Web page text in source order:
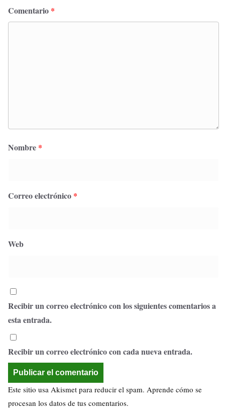
Comentario *
Nombre *
Correo electrónico *
Web
Recibir un correo electrónico con los siguientes comentarios a
esta entrada.
Recibir un correo electrónico con cada nueva entrada.
Este sitio usa Akismet para reducir el spam. Aprende cómo se
procesan los datos de tus comentarios.